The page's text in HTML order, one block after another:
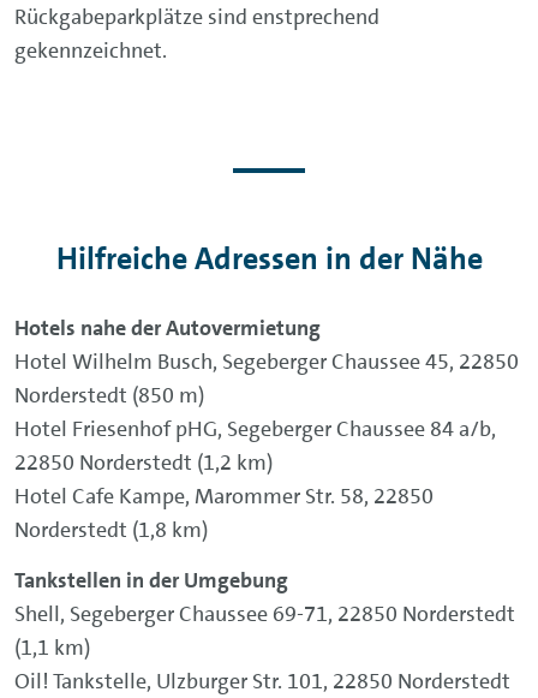
Rückgabeparkplätze sind enstprechend
gekennzeichnet.
Hilfreiche Adressen in der Nähe
Hotels nahe der Autovermietung
Hotel Wilhelm Busch, Segeberger Chaussee 45, 22850
Norderstedt (850 m)
Hotel Friesenhof pHG, Segeberger Chaussee 84 a/b,
22850 Norderstedt (1,2 km)
Hotel Cafe Kampe, Marommer Str. 58, 22850
Norderstedt (1,8 km)
Tankstellen in der Umgebung
Shell, Segeberger Chaussee 69-71, 22850 Norderstedt
(1,1 km)
Oil! Tankstelle, Ulzburger Str. 101, 22850 Norderstedt